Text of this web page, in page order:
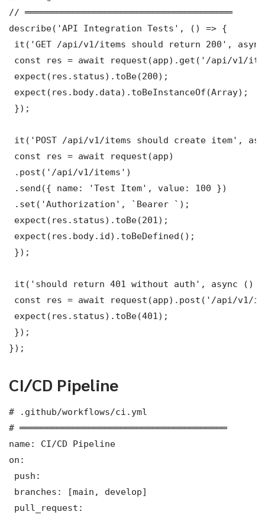
// ═══════════════════════════════════════
describe('API Integration Tests', () => {
it('GET /api/v1/items should return 200',
const res = await request(app).get('/api/v1/
expect(res.status).toBe(200);
expect(res.body.data).toBeInstanceOf(Array);
});
it('POST /api/v1/items should create item',
const res = await request(app)
.post('/api/v1/items')
.send({ name: 'Test Item', value: 100 })
.set('Authorization', `Bearer `);
expect(res.status).toBe(201);
expect(res.body.id).toBeDefined();
});
it('should return 401 without auth', async ()
const res = await request(app).post('/api/v1/
expect(res.status).toBe(401);
});
});
CI/CD Pipeline
# .github/workflows/ci.yml
# ═══════════════════════════════════════
name: CI/CD Pipeline
on:
push:
branches: [main, develop]
pull_request: